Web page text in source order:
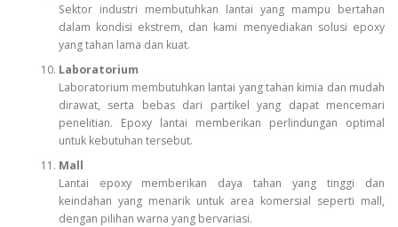
Sektor industri membutuhkan lantai yang mampu bertahan
dalam kondisi ekstrem, dan kami menyediakan solusi epoxy
yang tahan lama dan kuat.
Laboratorium
Laboratorium membutuhkan lantai yang tahan kimia dan mudah
dirawat, serta bebas dari partikel yang dapat mencemari
penelitian. Epoxy lantai memberikan perlindungan optimal
untuk kebutuhan tersebut.
Mall
Lantai epoxy memberikan daya tahan yang tinggi dan
keindahan yang menarik untuk area komersial seperti mall,
dengan pilihan warna yang bervariasi.